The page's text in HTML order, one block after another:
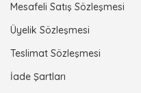
Mesafeli Satış Sözleşmesi
Üyelik Sözleşmesi
Teslimat Sözleşmesi
İade Şartları